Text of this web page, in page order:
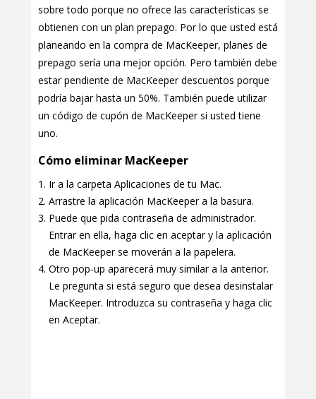
sobre todo porque no ofrece las características se
obtienen con un plan prepago. Por lo que usted está
planeando en la compra de MacKeeper, planes de
prepago sería una mejor opción. Pero también debe
estar pendiente de MacKeeper descuentos porque
podría bajar hasta un 50%. También puede utilizar
un código de cupón de MacKeeper si usted tiene
uno.
Cómo eliminar MacKeeper
Ir a la carpeta Aplicaciones de tu Mac.
Arrastre la aplicación MacKeeper a la basura.
Puede que pida contraseña de administrador.
Entrar en ella, haga clic en aceptar y la aplicación
de MacKeeper se moverán a la papelera.
Otro pop-up aparecerá muy similar a la anterior.
Le pregunta si está seguro que desea desinstalar
MacKeeper. Introduzca su contraseña y haga clic
en Aceptar.